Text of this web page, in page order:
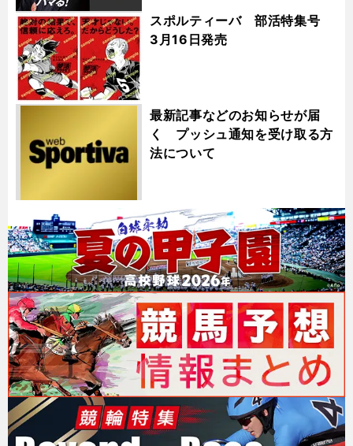
スポルティーバ 部活特集号
3月16日発売
最新記事などのお知らせが届
く プッシュ通知を受け取る方
法について